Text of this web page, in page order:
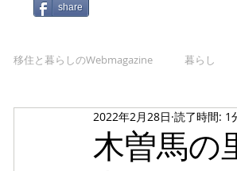
share
移住と暮らしのWebmagazine 暮らし
木曽馬の
2022年2月28日 読了時間: 1